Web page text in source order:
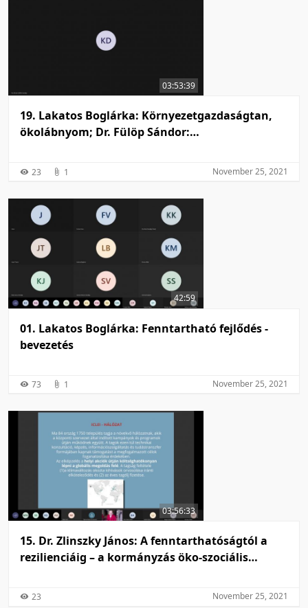
03:53:39
19. Lakatos Boglárka: Környezetgazdaságtan,
ökolábnyom; Dr. Fülöp Sándor:
23 1 November 25, 2021
42:59
01. Lakatos Boglárka: Fenntartható fejlődés -
bevezetés
73 1 November 25, 2021
03:56:33
15. Dr. Zlinszky János: A fenntarthatóságtól a
rezilienciáig – a kormányzás öko-szociális
23 November 25, 2021